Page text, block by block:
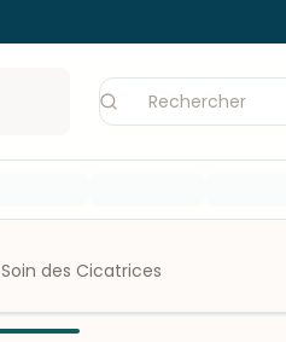
Soin des Cicatrices